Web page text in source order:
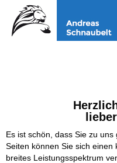
GEBÜHREN
MANDANTEN
KONTAKT
IMPRESSUM
Es ist schön, dass Sie zu
Seiten können Sie sich
breites Leistungsspektrum